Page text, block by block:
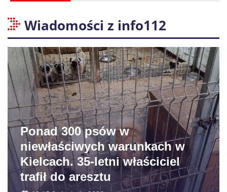
Wiadomości z info112
Ponad 300 psów w
niewłaściwych warunkach w
Kielcach. 35-letni właściciel
trafił do aresztu